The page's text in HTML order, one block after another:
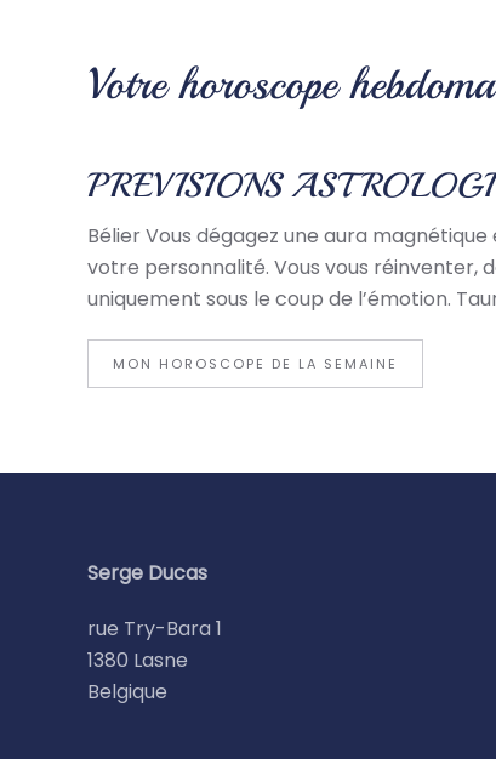
Votre horoscope
PREVISIONS
Bélier Vous dégagez une aura
votre personnalité. Vous vous réinventer,
uniquement sous le coup de l’émotion.
MON HOROSCOPE DE LA SEMAINE
Serge Ducas
rue Try-Bara 1
1380 Lasne
Belgique